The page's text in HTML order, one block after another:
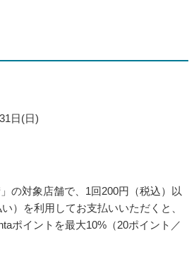
日(日)
の対象店舗で、1回200円（税込）以
）を利用してお支払いいただくと、
ポイントを最大10%（20ポイント／